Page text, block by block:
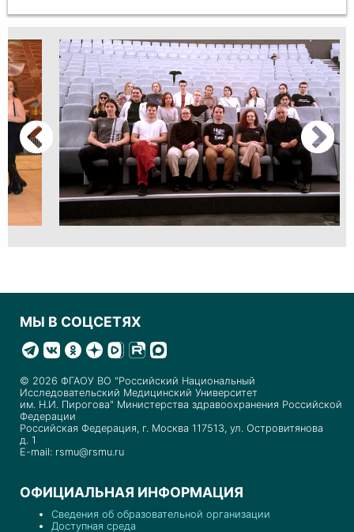
МЫ В СОЦСЕТЯХ
© 2026 ФГАОУ ВО "Российский Национальный
Исследовательский Медицинский Университет
им. Н.И. Пирогова" Министерства здравоохранения Российской
Федерации
Российская Федерация, г. Москва 117513, ул. Островитянова
д. 1
E-mail: rsmu@rsmu.ru
ОФИЦИАЛЬНАЯ ИНФОРМАЦИЯ
Сведения об образовательной организации
Доступная среда